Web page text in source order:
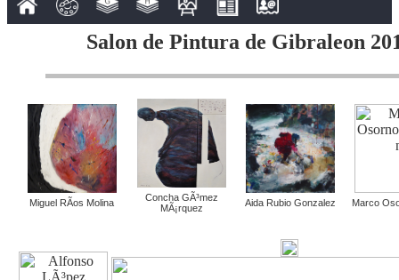
Salon de Pintura de Gibraleon
Miguel RÃ­os Molina
Concha GÃ³mez
MÃ¡rquez
Aida Rubio Gonzalez Marco